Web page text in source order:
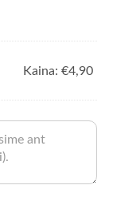
Kaina: €4,90